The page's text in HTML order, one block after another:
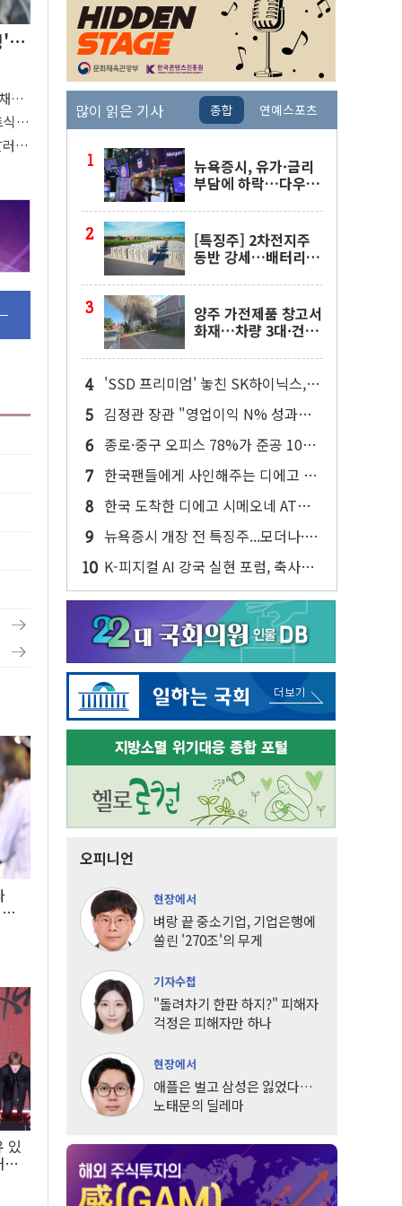
'…
금
표
당
있
많이 읽은 기사 종합 연예스포츠
뉴욕증시, 유가·금리
부담에 하락…다우 5
[특징주] 2차전지주
동반 강세…배터리3
양주 가전제품 창고서
화재…차량 3대·건물
'SSD 프리미엄' 놓친 SK하이닉스,
솔리다임 띄운다
김정관 장관 "영업이익 N% 성과급
반대…상법·자본시장법 개정 논의"
종로·중구 오피스 78%가 준공 10년
이상…리뉴얼이 경쟁력 가른다
한국팬들에게 사인해주는 디에고 시
메오네 감독
한국 도착한 디에고 시메오네 AT마
드리드 감독
뉴욕증시 개장 전 특징주...모더나·아
이온큐·도어대시↑ VS 샌디스크·피
그마·앱러빈↓
K-피지컬 AI 강국 실현 포럼, 축사하
는 한병도
오피니언
현장에서
벼랑 끝 중소기업, 기업은행에
쏠린 '270조'의 무게
기자수첩
"돌려차기 한판 하지?" 피해자
걱정은 피해자만 하나
현장에서
애플은 벌고 삼성은 잃었다…
노태문의 딜레마